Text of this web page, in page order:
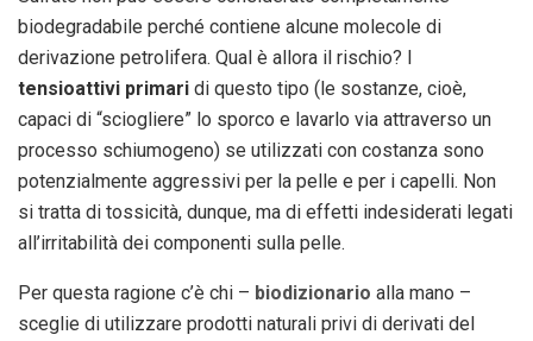
biodegradabile perché contiene alcune molecole di
derivazione petrolifera. Qual è allora il rischio? I
tensioattivi primari di questo tipo (le sostanze, cioè,
capaci di “sciogliere” lo sporco e lavarlo via attraverso un
processo schiumogeno) se utilizzati con costanza sono
potenzialmente aggressivi per la pelle e per i capelli. Non
si tratta di tossicità, dunque, ma di effetti indesiderati legati
all’irritabilità dei componenti sulla pelle.
Per questa ragione c’è chi – biodizionario alla mano –
sceglie di utilizzare prodotti naturali privi di derivati del